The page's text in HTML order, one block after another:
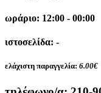
ωράριο: 12:00 - 00:00
ιστοσελίδα: -
ελάχιστη παραγγελία: 6.00€